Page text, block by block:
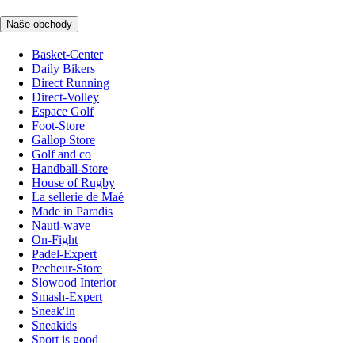
Naše obchody
Basket-Center
Daily Bikers
Direct Running
Direct-Volley
Espace Golf
Foot-Store
Gallop Store
Golf and co
Handball-Store
House of Rugby
La sellerie de Maé
Made in Paradis
Nauti-wave
On-Fight
Padel-Expert
Pecheur-Store
Slowood Interior
Smash-Expert
Sneak'In
Sneakids
Sport is good